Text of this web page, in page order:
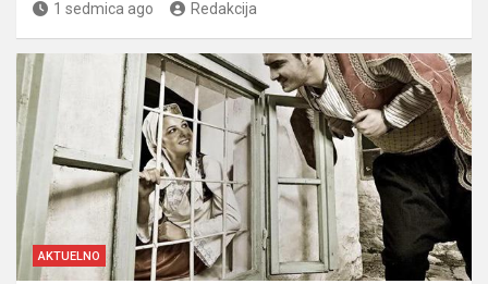
1 sedmica ago Redakcija
AKTUELNO